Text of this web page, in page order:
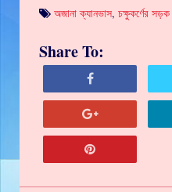
অজানা ক্যানভাস, চক্ষুকর্ণের সড়ক
Share To: